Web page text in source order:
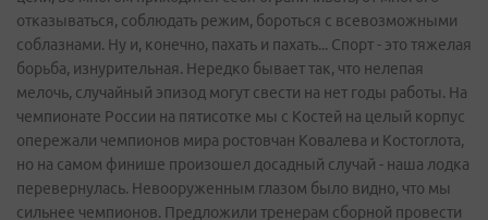
отказываться, соблюдать режим, бороться с всевозможными
соблазнами. Ну и, конечно, пахать и пахать... Спорт - это тяжелая
борьба, изнурительная. Нередко бывает так, что нелепая
мелочь, случайный эпизод могут свести на нет годы работы. На
чемпионате России на пятисотке мы с Костей на целый корпус
опережали чемпионов мира ростовчан Ковалева и Костоглота,
но на самом финише произошел досадный случай - наша лодка
перевернулась. Невооруженным глазом было видно, что мы
сильнее чемпионов. Предложили тренерам сборной провести